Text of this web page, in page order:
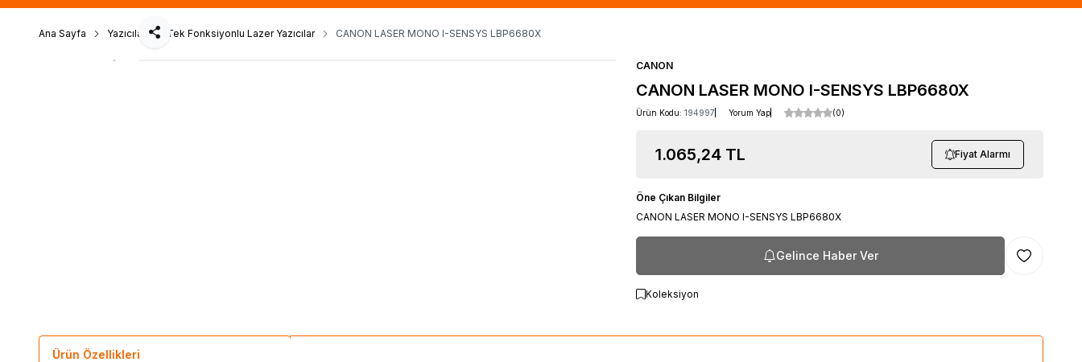
Ana Sayfa Yazıcılar Tek Fonksiyonlu Lazer Yazıcılar CANON LASER MONO I-SENSYS LBP6680X
Paylaş
CANON
CANON LASER MONO I-SENSYS LBP6680X
Ürün Kodu: 194997 Yorum Yap (0)
1.065,24 TL Fiyat Alarmı
Öne Çıkan Bilgiler
CANON LASER MONO I-SENSYS LBP6680X
Gelince Haber Ver Favoriye
Koleksiyon
Ürün Özellikleri